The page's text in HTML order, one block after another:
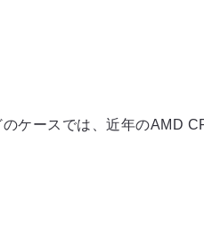
のケースでは、近年のAMD